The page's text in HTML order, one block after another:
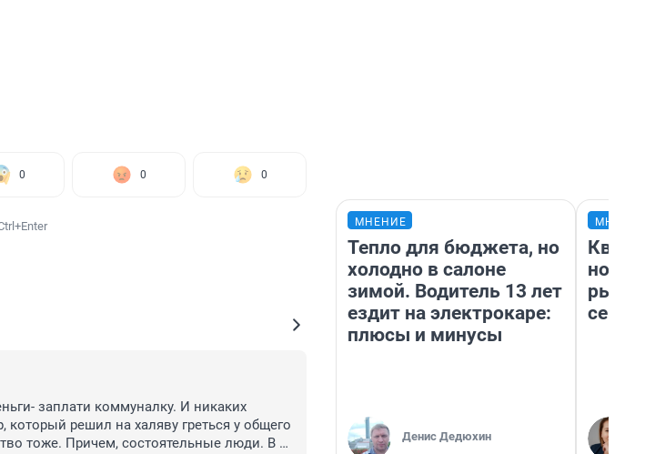
0 0 0
заплати коммуналку. И никаких
который решил на халяву греться у общего
тоже. Причем, состоятельные люди. В
МНЕНИЕ
Тепло для бюджета, но
холодно в салоне
зимой. Водитель 13 лет
ездит на электрокаре:
плюсы и минусы
Денис Дедюхин
но